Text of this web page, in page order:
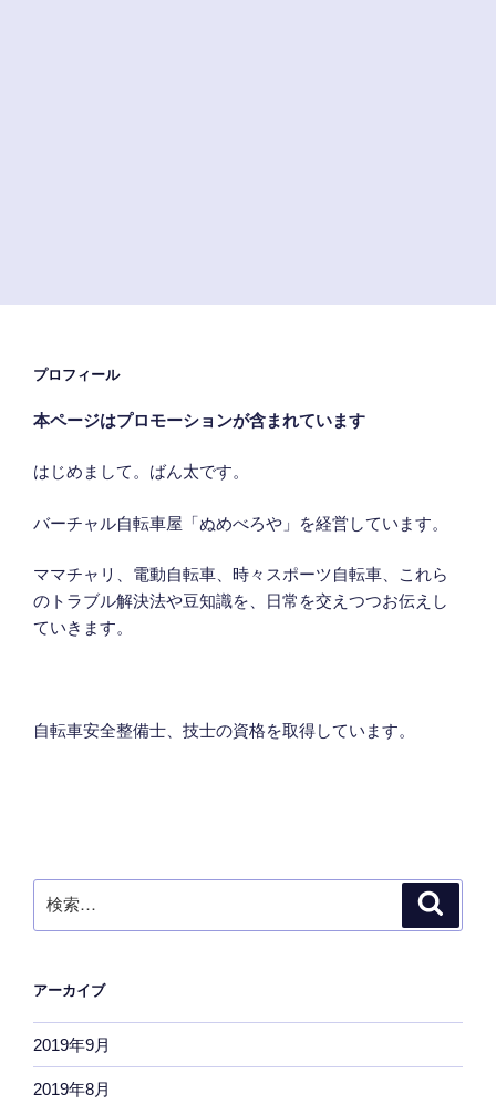
プロフィール
本ページはプロモーションが含まれています
はじめまして。ばん太です。
バーチャル自転車屋「ぬめべろや」を経営しています。
ママチャリ、電動自転車、時々スポーツ自転車、これら
のトラブル解決法や豆知識を、日常を交えつつお伝えし
ていきます。
自転車安全整備士、技士の資格を取得しています。
索:
アーカイブ
2019年9月
2019年8月